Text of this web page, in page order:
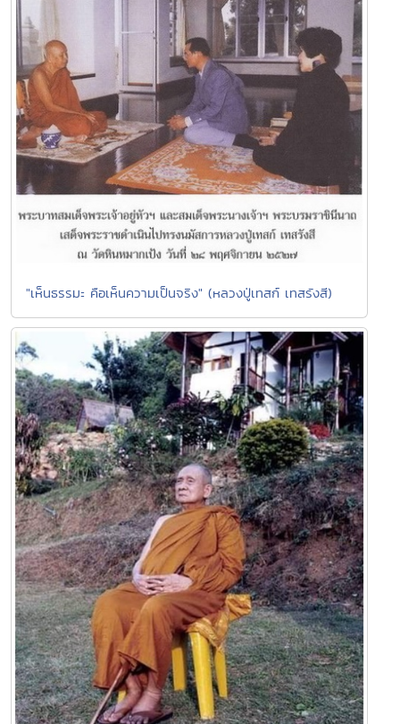
"เห็นธรรมะ คือเห็นความเป็นจริง" (หลวงปู่เทสก์ เทสรังสี)